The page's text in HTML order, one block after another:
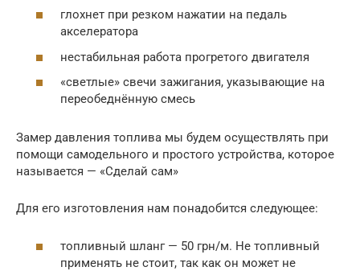
глохнет при резком нажатии на педаль
акселератора
нестабильная работа прогретого двигателя
«светлые» свечи зажигания, указывающие на
переобеднённую смесь
Замер давления топлива мы будем осуществлять при
помощи самодельного и простого устройства, которое
называется — «Сделай сам»
Для его изготовления нам понадобится следующее:
топливный шланг — 50 грн/м. Не топливный
применять не стоит, так как он может не